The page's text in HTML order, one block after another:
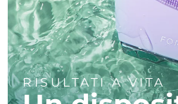
RISULTATI A VITA